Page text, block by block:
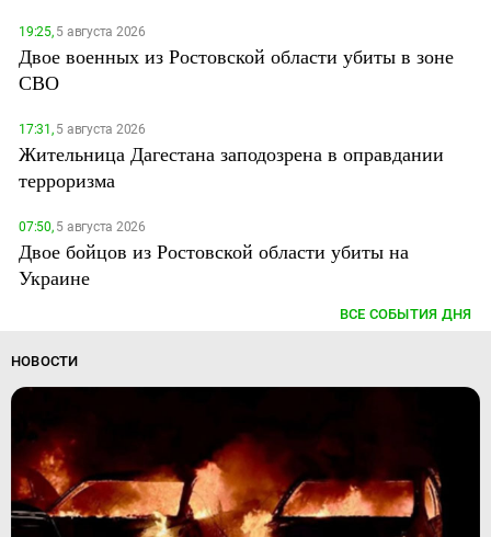
19:25,5 августа 2026
Двое военных из Ростовской области убиты в зоне
СВО
17:31,5 августа 2026
Жительница Дагестана заподозрена в оправдании
терроризма
07:50,5 августа 2026
Двое бойцов из Ростовской области убиты на
Украине
ВСЕ СОБЫТИЯ ДНЯ
НОВОСТИ